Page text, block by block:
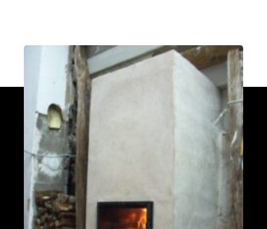
Piégros-la-Clastre 26400
PDM L
Fleurus
PDM Oxalibre XL avec sortie des
fumées vers le bas
Valleraugue 30570
Poele de masse S avec conduit en
brique de terre crue handmade